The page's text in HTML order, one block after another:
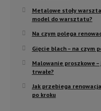
Metalowe stoły
model do warsztatu?
Na czym polega
Gięcie blach – na czym
Malowanie proszkowe
trwałe?
Jak przebiega
po kroku